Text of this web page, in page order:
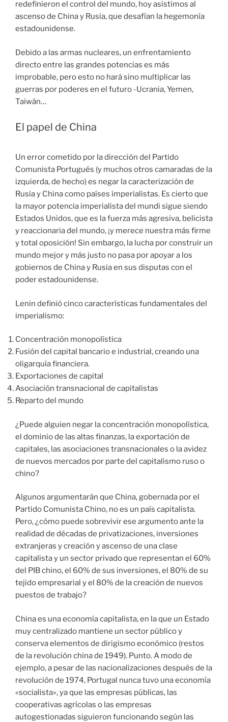
redefinieron el control del mundo, hoy asistimos al
ascenso de China y Rusia, que desafían la hegemonía
estadounidense.
Debido a las armas nucleares, un enfrentamiento
directo entre las grandes potencias es más
improbable, pero esto no hará sino multiplicar las
guerras por poderes en el futuro -Ucrania, Yemen,
Taiwán…
El papel de China
Un error cometido por la dirección del Partido
Comunista Portugués (y muchos otros camaradas de la
izquierda, de hecho) es negar la caracterización de
Rusia y China como países imperialistas. Es cierto que
la mayor potencia imperialista del mundi sigue siendo
Estados Unidos, que es la fuerza más agresiva, belicista
y reaccionaria del mundo, ¡y merece nuestra más firme
y total oposición! Sin embargo, la lucha por construir un
mundo mejor y más justo no pasa por apoyar a los
gobiernos de China y Rusia en sus disputas con el
poder estadounidense.
Lenin definió cinco características fundamentales del
imperialismo:
Concentración monopolística
Fusión del capital bancario e industrial, creando una
oligarquía financiera.
Exportaciones de capital
Asociación transnacional de capitalistas
Reparto del mundo
¿Puede alguien negar la concentración monopolística,
el dominio de las altas finanzas, la exportación de
capitales, las asociaciones transnacionales o la avidez
de nuevos mercados por parte del capitalismo ruso o
chino?
Algunos argumentarán que China, gobernada por el
Partido Comunista Chino, no es un país capitalista.
Pero, ¿cómo puede sobrevivir ese argumento ante la
realidad de décadas de privatizaciones, inversiones
extranjeras y creación y ascenso de una clase
capitalista y un sector privado que representan el 60%
del PIB chino, el 60% de sus inversiones, el 80% de su
tejido empresarial y el 80% de la creación de nuevos
puestos de trabajo?
China es una economía capitalista, en la que un Estado
muy centralizado mantiene un sector público y
conserva elementos de dirigismo económico (restos
de la revolución china de 1949). Punto. A modo de
ejemplo, a pesar de las nacionalizaciones después de la
revolución de 1974, Portugal nunca tuvo una economía
«socialista», ya que las empresas públicas, las
cooperativas agrícolas o las empresas
autogestionadas siguieron funcionando según las